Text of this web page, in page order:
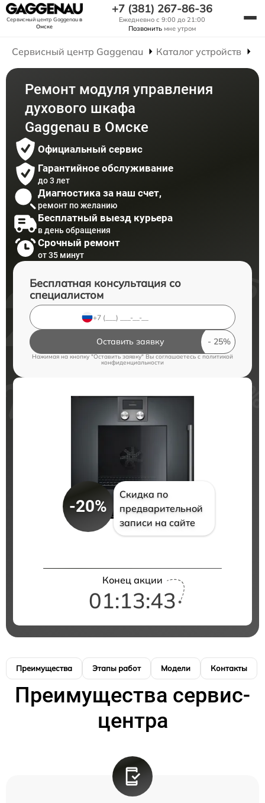
Сервисный центр Gaggenauв
Омске
+7 (381) 267-86-36
Ежедневно с 9:00 до 21:00
Позвонить мне утром
Сервисный центр Gaggenau Каталог устройств
Ремонт модуля управления
духового шкафа
Gaggenau в Омске
Официальный сервис
Гарантийное обслуживание
до 3 лет
Диагностика за наш счет,
ремонт по желанию
Бесплатный выезд курьера
в день обращения
Срочный ремонт
от 35 минут
Бесплатная консультация со
специалистом
Оставить заявку
Нажимая на кнопку "Оставить заявку" Вы соглашаетесь cполитикой
конфиденциальности
-20%
Скидка по
предварительной
записи на сайте
Конец акции
01:13:42
Преимущества Этапы работ Модели Контакты
Преимущества сервис-
центра